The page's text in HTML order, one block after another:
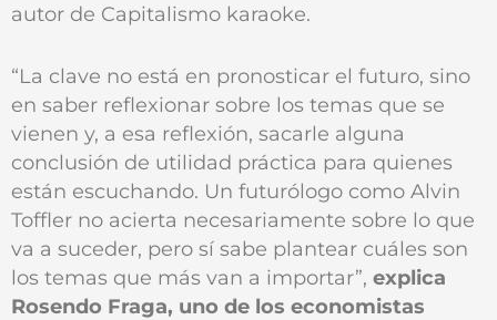
autor de Capitalismo karaoke.
“La clave no está en pronosticar el futuro, sino
en saber reflexionar sobre los temas que se
vienen y, a esa reflexión, sacarle alguna
conclusión de utilidad práctica para quienes
están escuchando. Un futurólogo como Alvin
Toffler no acierta necesariamente sobre lo que
va a suceder, pero sí sabe plantear cuáles son
los temas que más van a importar”, explica
Rosendo Fraga, uno de los economistas